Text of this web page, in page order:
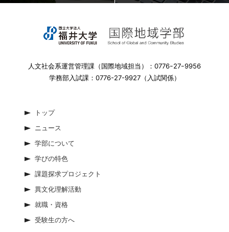
人文社会系運営管理課（国際地域担当）：0776ｰ27ｰ9956
学務部入試課：0776-27-9927（入試関係）
トップ
ニュース
学部について
学びの特色
課題探求プロジェクト
異文化理解活動
就職・資格
受験生の方へ